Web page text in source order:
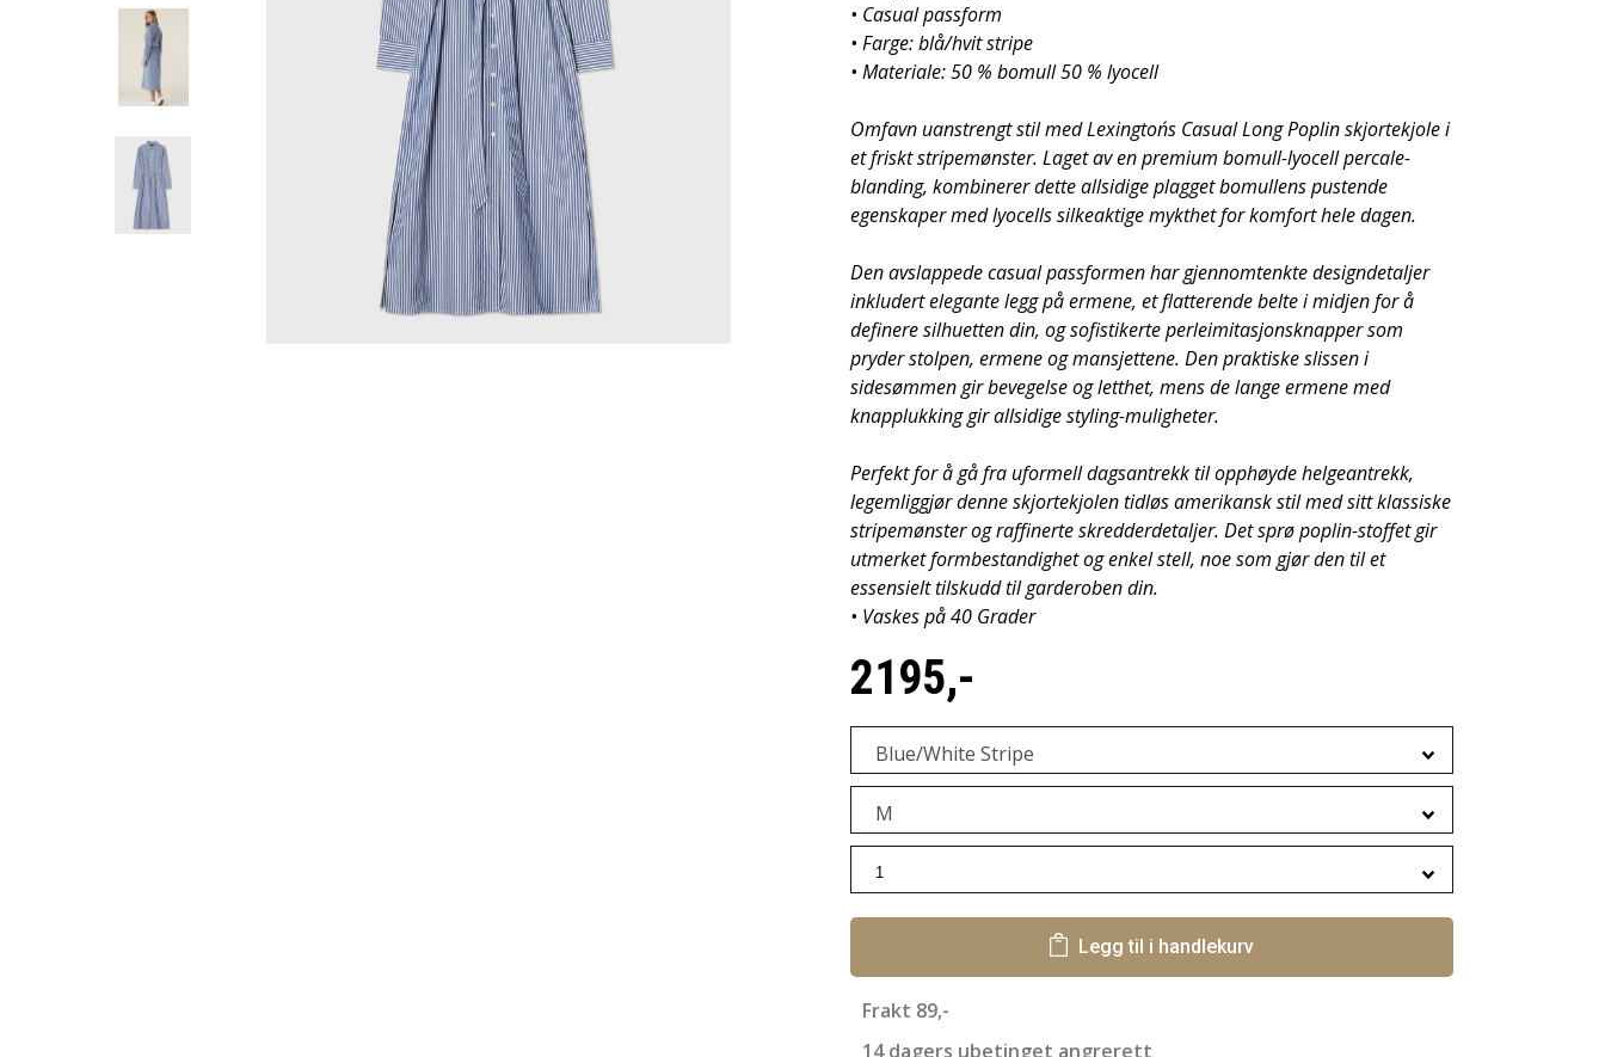
• Casual passform
• Farge: blå/hvit stripe
• Materiale: 50 % bomull 50 % lyocell
Omfavn uanstrengt stil med Lexington´s Casual Long Poplin skjortekjole i
et friskt stripemønster. Laget av en premium bomull-lyocell percale-
blanding, kombinerer dette allsidige plagget bomullens pustende
egenskaper med lyocells silkeaktige mykthet for komfort hele dagen.
Den avslappede casual passformen har gjennomtenkte designdetaljer
inkludert elegante legg på ermene, et flatterende belte i midjen for å
definere silhuetten din, og sofistikerte perleimitasjonsknapper som
pryder stolpen, ermene og mansjettene. Den praktiske slissen i
sidesømmen gir bevegelse og letthet, mens de lange ermene med
knapplukking gir allsidige styling-muligheter.
Perfekt for å gå fra uformell dagsantrekk til opphøyde helgeantrekk,
legemliggjør denne skjortekjolen tidløs amerikansk stil med sitt klassiske
stripemønster og raffinerte skredderdetaljer. Det sprø poplin-stoffet gir
utmerket formbestandighet og enkel stell, noe som gjør den til et
essensielt tilskudd til garderoben din.
• Vaskes på 40 Grader
2195,-
Blue/White Stripe
M
Legg til i handlekurv
Frakt 89,-
14 dagers ubetinget angrerett